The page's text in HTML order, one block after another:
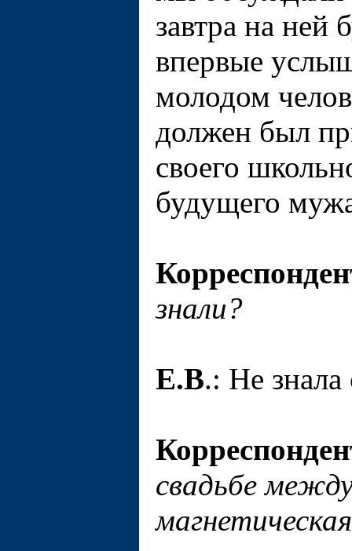
завтра на ней
впервые
молодом
должен был
своего
будущего
знали?
Е.В.: Не знала
свадьбе